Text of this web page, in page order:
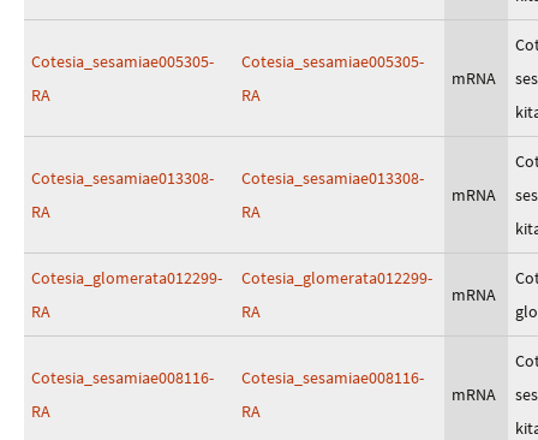
Cotesia_sesamiae005305-
RA
Cotesia_sesamiae005305-
RA
mRNA
Cotesia_sesamiae013308-
RA
Cotesia_sesamiae013308-
RA
mRNA
Cotesia_glomerata012299-
RA
Cotesia_glomerata012299-
RA
mRNA
Cotesia_sesamiae008116-
RA
Cotesia_sesamiae008116-
RA
mRNA